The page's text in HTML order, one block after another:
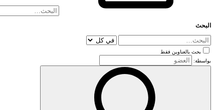
البحث
بحث بالعناوين فقط
بواسطة: